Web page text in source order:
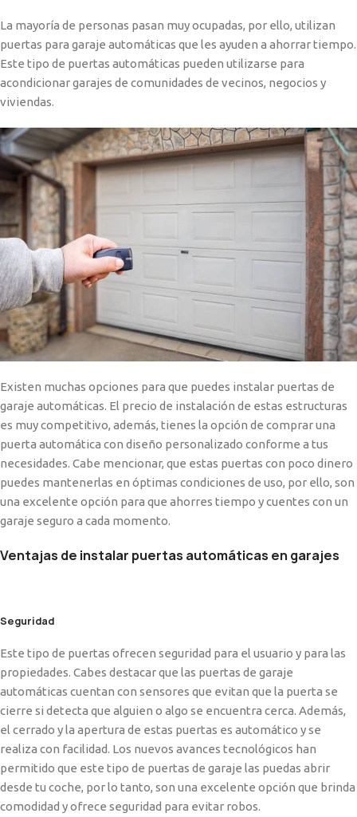
La mayoría de personas pasan muy ocupadas, por ello, utilizan
puertas para garaje automáticas que les ayuden a ahorrar tiempo.
Este tipo de puertas automáticas pueden utilizarse para
acondicionar garajes de comunidades de vecinos, negocios y
viviendas.
Existen muchas opciones para que puedes instalar puertas de
garaje automáticas. El precio de instalación de estas estructuras
es muy competitivo, además, tienes la opción de comprar una
puerta automática con diseño personalizado conforme a tus
necesidades. Cabe mencionar, que estas puertas con poco dinero
puedes mantenerlas en óptimas condiciones de uso, por ello, son
una excelente opción para que ahorres tiempo y cuentes con un
garaje seguro a cada momento.
Ventajas de instalar puertas automáticas en garajes
Seguridad
Este tipo de puertas ofrecen seguridad para el usuario y para las
propiedades. Cabes destacar que las puertas de garaje
automáticas cuentan con sensores que evitan que la puerta se
cierre si detecta que alguien o algo se encuentra cerca. Además,
el cerrado y la apertura de estas puertas es automático y se
realiza con facilidad. Los nuevos avances tecnológicos han
permitido que este tipo de puertas de garaje las puedas abrir
desde tu coche, por lo tanto, son una excelente opción que brinda
comodidad y ofrece seguridad para evitar robos.